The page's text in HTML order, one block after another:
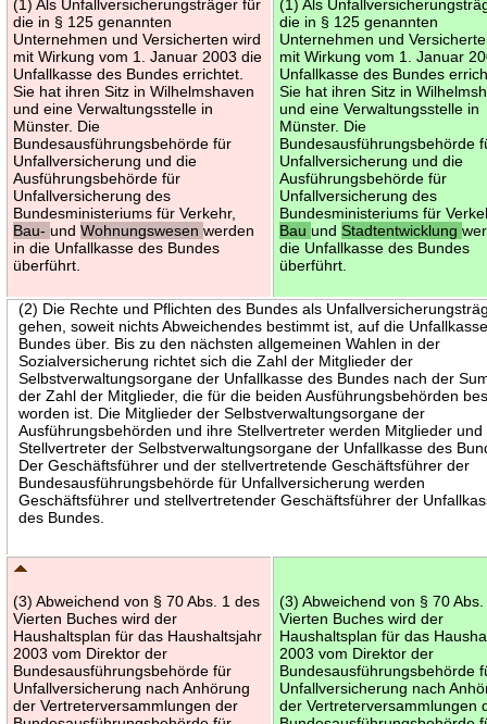
(1) Als Unfallversicherungsträger für
die in § 125 genannten
Unternehmen und Versicherten wird
mit Wirkung vom 1. Januar 2003 die
Unfallkasse des Bundes errichtet.
Sie hat ihren Sitz in Wilhelmshaven
und eine Verwaltungsstelle in
Münster. Die
Bundesausführungsbehörde für
Unfallversicherung und die
Ausführungsbehörde für
Unfallversicherung des
Bundesministeriums für Verkehr,
Bau-undWohnungswesenwerden
in die Unfallkasse des Bundes
überführt.
(1) Als
die in § 125 genannten
Unternehmen und
mit Wirkung vom 1. Januar
Unfallkasse des Bundes
Sie hat ihren Sitz in
und eine Verwaltungsstelle in
Münster. Die
Bundesausführungsbehörde
Unfallversicherung und die
Ausführungsbehörde für
Unfallversicherung des
Bundesministeriums für
BauundStadtentwicklung
die Unfallkasse des Bundes
überführt.
(2) Die Rechte und Pflichten des Bundes als
gehen, soweit nichts Abweichendes bestimmt ist, auf die
Bundes über. Bis zu den nächsten allgemeinen Wahlen in der
Sozialversicherung richtet sich die Zahl der Mitglieder der
Selbstverwaltungsorgane der Unfallkasse des Bundes nach der
der Zahl der Mitglieder, die für die beiden Ausführungsbehörden
worden ist. Die Mitglieder der Selbstverwaltungsorgane der
Ausführungsbehörden und ihre Stellvertreter werden Mitglieder und
Stellvertreter der Selbstverwaltungsorgane der Unfallkasse des
Der Geschäftsführer und der stellvertretende Geschäftsführer der
Bundesausführungsbehörde für Unfallversicherung werden
Geschäftsführer und stellvertretender Geschäftsführer der
des Bundes.
(3) Abweichend von § 70 Abs. 1 des
Vierten Buches wird der
Haushaltsplan für das Haushaltsjahr
2003 vom Direktor der
Bundesausführungsbehörde für
Unfallversicherung nach Anhörung
der Vertreterversammlungen der
(3) Abweichend von § 70
Vierten Buches wird der
Haushaltsplan für das
2003 vom Direktor der
Bundesausführungsbehörde
Unfallversicherung nach
der Vertreterversammlungen